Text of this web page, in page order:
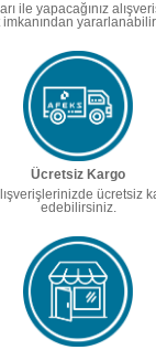
ile yapacağınız
imkanından
Ücretsiz Kargo
ücretsiz
edebilirsiniz.